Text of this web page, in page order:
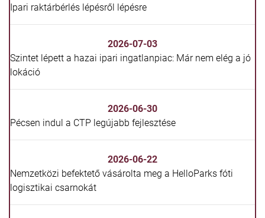
Ipari raktárbérlés lépésről lépésre
2026-07-03
Szintet lépett a hazai ipari ingatlanpiac: Már nem elég a jó
lokáció
2026-06-30
Pécsen indul a CTP legújabb fejlesztése
2026-06-22
Nemzetközi befektető vásárolta meg a HelloParks fóti
logisztikai csarnokát